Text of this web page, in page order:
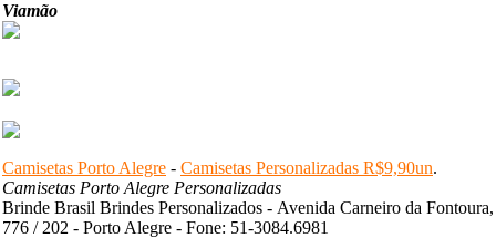
Viamão
Camisetas Porto Alegre - Camisetas Personalizadas R$9,90un.
Camisetas Porto Alegre Personalizadas
Brinde Brasil Brindes Personalizados - Avenida Carneiro da Fontoura,
776 / 202 - Porto Alegre - Fone: 51-3084.6981